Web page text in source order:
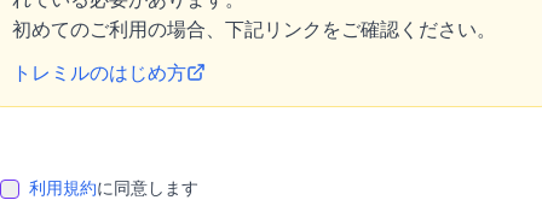
初めてのご利用の場合、下記リンクをご確認ください。
トレミルのはじめ方
利用規約に同意します